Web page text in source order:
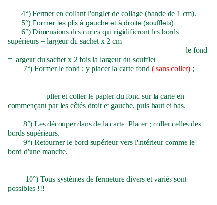
4°) Fermer en collant l'onglet de collage (bande de 1 cm).
5°) Former les plis à gauche et à droite (soufflets).
6°) Dimensions des cartes qui rigidifieront les bords
supérieurs = largeur du sachet x 2 cm
le fond
= largeur du sachet x 2 fois la largeur du soufflet
7°) Former le fond ; y placer la carte fond ( sans coller) ;
plier et coller le papier du fond sur la carte en
commençant par les côtés droit et gauche, puis haut et bas.
8°) Les découper dans de la carte. Placer ; collercelles des
bords supérieurs.
9°) Retourner le bord supérieur vers l'intérieur comme le
bord d'une manche.
10°) Tous systèmes de fermeture divers et variés sont
possibles !!!